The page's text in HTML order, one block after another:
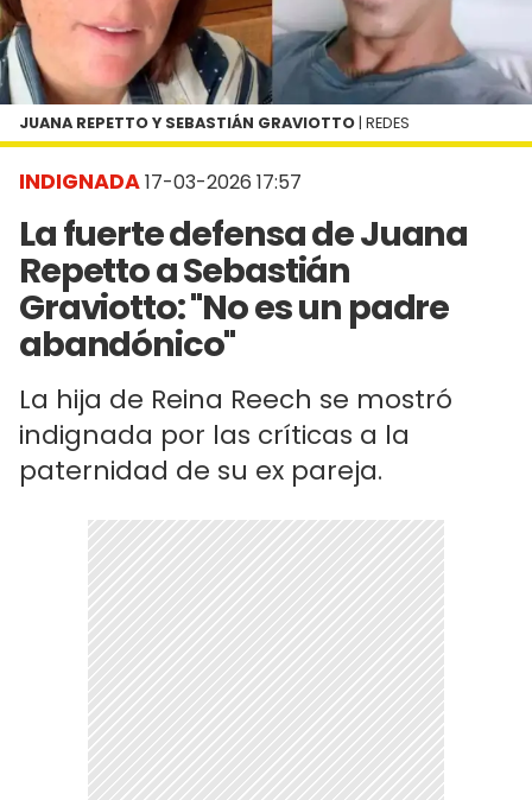
INDIGNADA17-03-2026 17:57
La fuerte defensa de Juana
Repetto a Sebastián
Graviotto: "No es un padre
abandónico"
La hija de Reina Reech se mostró
indignada por las críticas a la
paternidad de su ex pareja.
JUANA REPETTO Y SEBASTIÁN GRAVIOTTO | REDES